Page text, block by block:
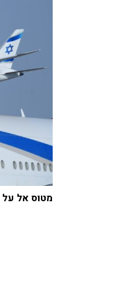
מטוס אל על